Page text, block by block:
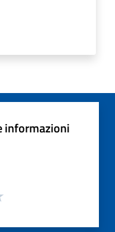
informazioni